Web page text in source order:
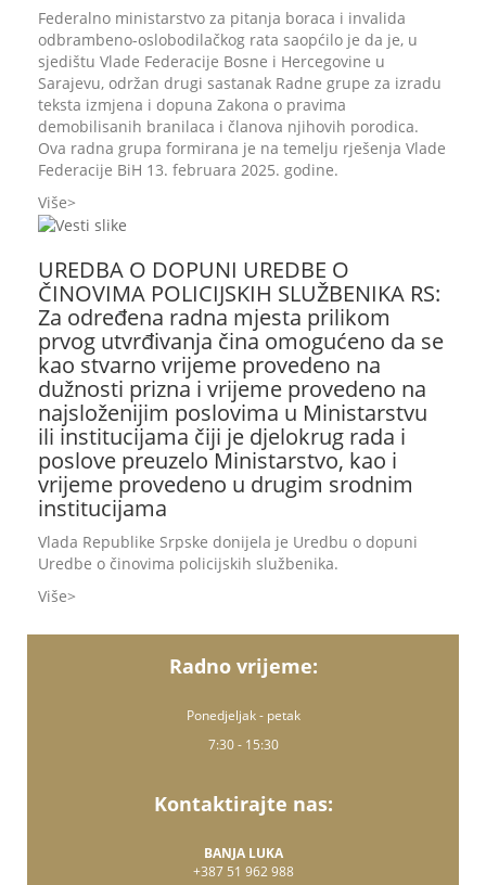
Federalno ministarstvo za pitanja boraca i invalida
odbrambeno-oslobodilačkog rata saopćilo je da je, u
sjedištu Vlade Federacije Bosne i Hercegovine u
Sarajevu, održan drugi sastanak Radne grupe za izradu
teksta izmjena i dopuna Zakona o pravima
demobilisanih branilaca i članova njihovih porodica.
Ova radna grupa formirana je na temelju rješenja Vlade
Federacije BiH 13. februara 2025. godine.
Više
UREDBA O DOPUNI UREDBE O
ČINOVIMA POLICIJSKIH SLUŽBENIKA RS:
Za određena radna mjesta prilikom
prvog utvrđivanja čina omogućeno da se
kao stvarno vrijeme provedeno na
dužnosti prizna i vrijeme provedeno na
najsloženijim poslovima u Ministarstvu
ili institucijama čiji je djelokrug rada i
poslove preuzelo Ministarstvo, kao i
vrijeme provedeno u drugim srodnim
institucijama
Vlada Republike Srpske donijela je Uredbu o dopuni
Uredbe o činovima policijskih službenika.
Više
Radno vrijeme:
Ponedjeljak - petak
7:30 - 15:30
Kontaktirajte nas:
BANJA LUKA
+387 51 962 988